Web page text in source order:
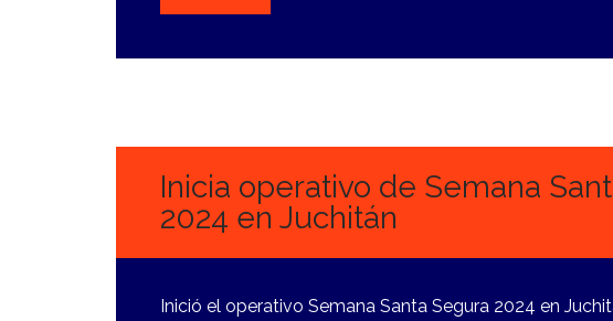
Inicia operativo de Semana
2024 en Juchitán
Inició el operativo Semana Santa Segura 2024 en